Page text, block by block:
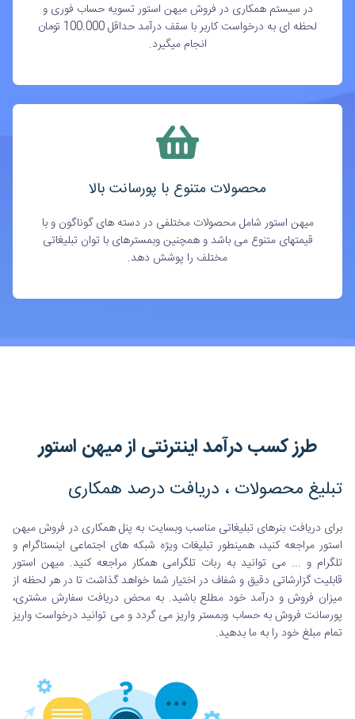
در سیستم همکاری در فروش میهن استور تسویه حساب فوری و
لحظه ای به درخواست کاربر با سقف درآمد حداقل 100.000 تومان
انجام میگیرد.
محصولات متنوع با پورسانت بالا
میهن استور شامل محصولات مختلفی در دسته های گوناگون و با
قیمتهای متنوع می باشد و همچنین وبمسترهای با توان تبلیغاتی
مختلف را پوشش دهد.
طرز کسب درآمد اینترنتی از میهن استور
تبلیغ محصولات ، دریافت درصد همکاری
برای دریافت بنرهای تبلیغاتی مناسب وبسایت به پنل همکاری در فروش میهن
استور مراجعه کنید، همینطور تبلیغات ویژه شبکه های اجتماعی اینستاگرام و
تلگرام و ... می توانید به ربات تلگرامی همکار مراجعه کنید. میهن استور
قابلیت گزارشاتی دقیق و شفاف در اختیار شما خواهد گذاشت تا در هر لحظه از
میزان فروش و درآمد خود مطلع باشید. به محض دریافت سفارش مشتری،
پورسانت فروش به حساب وبمستر واریز می گردد و می توانید درخواست واریز
تمام مبلغ خود را به ما بدهید.